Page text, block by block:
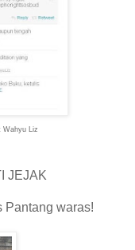
Wahyu Liz
JEJAK
Pantang waras!